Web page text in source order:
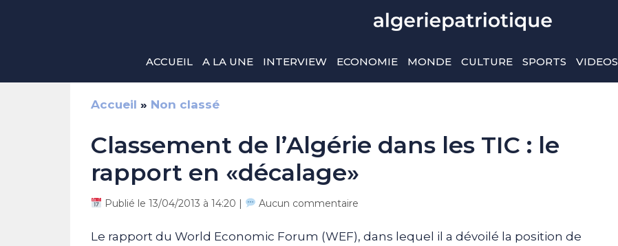
ACCUEIL A LA UNE INTERVIEW ECONOMIE MONDE CULTURE SPORTS VIDEOS
Accueil » Non classé
Classement de l’Algérie dans les TIC : le
rapport en «décalage»
Publié le 13/04/2013 à 14:20 | Aucun commentaire
Le rapport du World Economic Forum (WEF), dans lequel il a dévoilé la position de